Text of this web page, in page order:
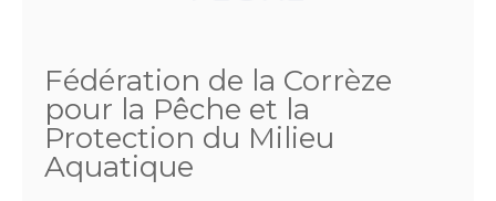
Fédération de la Corrèze
pour la Pêche et la
Protection du Milieu
Aquatique